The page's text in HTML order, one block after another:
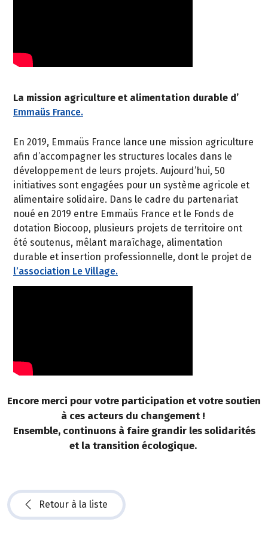
La mission agriculture et alimentation durable d’
Emmaüs France.
En 2019, Emmaüs France lance une mission agriculture
afin d’accompagner les structures locales dans le
développement de leurs projets. Aujourd’hui, 50
initiatives sont engagées pour un système agricole et
alimentaire solidaire. Dans le cadre du partenariat
noué en 2019 entre Emmaüs France et le Fonds de
dotation Biocoop, plusieurs projets de territoire ont
été soutenus, mêlant maraîchage, alimentation
durable et insertion professionnelle, dont le projet de
l’association Le Village.
Encore merci pour votre participation et votre soutien
à ces acteurs du changement !
Ensemble, continuons à faire grandir les solidarités
et la transition écologique.
Retour à la liste